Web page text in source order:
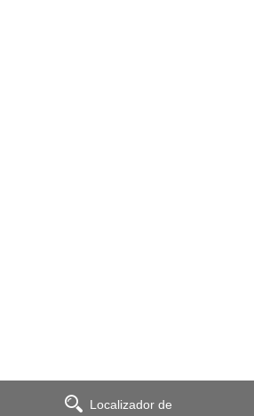
Localizador de